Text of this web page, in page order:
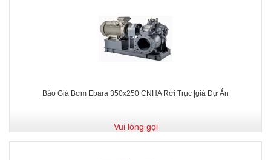
Báo Giá Bơm Ebara 350x250 CNHA Rời Trục |giá Dự Án
Vui lòng gọi